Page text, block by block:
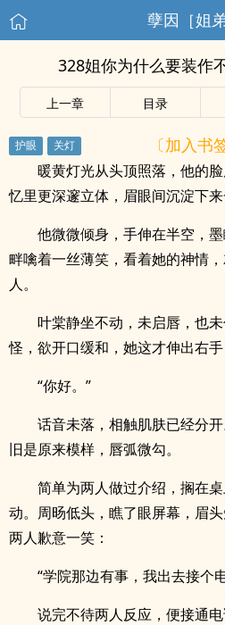
孽因［姐弟
328姐你为什么要装作
上一章 目录
〔加入书
暖黄灯光从头顶照落，他的
忆里更深邃立体，眉眼间沉淀下来
他微微倾身，手伸在半空，
畔噙着一丝薄笑，看着她的神情
人。
叶棠静坐不动，未启唇，也
怪，欲开口缓和，她这才伸出右手
“你好。”
话音未落，相触肌肤已经分
旧是原来模样，唇弧微勾。
简单为两人做过介绍，搁在
动。周旸低头，瞧了眼屏幕，眉
两人歉意一笑：
“学院那边有事，我出去接个
说完不待两人反应，便接通电